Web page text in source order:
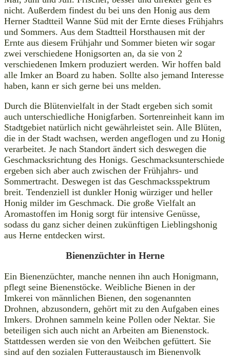
nicht. Außerdem findest du bei uns den Honig aus dem
Herner Stadtteil Wanne Süd mit der Ernte dieses Frühjahrs
und Sommers. Aus dem Stadtteil Horsthausen mit der
Ernte aus diesem Frühjahr und Sommer bieten wir sogar
zwei verschiedene Honigsorten an, da sie von 2
verschiedenen Imkern produziert werden. Wir hoffen bald
alle Imker an Board zu haben. Sollte also jemand Interesse
haben, kann er sich gerne bei uns melden.
Durch die Blütenvielfalt in der Stadt ergeben sich somit
auch unterschiedliche Honigfarben. Sortenreinheit kann im
Stadtgebiet natürlich nicht gewährleistet sein. Alle Blüten,
die in der Stadt wachsen, werden angeflogen und zu Honig
verarbeitet. Je nach Standort ändert sich deswegen die
Geschmacksrichtung des Honigs. Geschmacksunterschiede
ergeben sich aber auch zwischen der Frühjahrs- und
Sommertracht. Deswegen ist das Geschmacksspektrum
breit. Tendenziell ist dunkler Honig würziger und heller
Honig milder im Geschmack. Die große Vielfalt an
Aromastoffen im Honig sorgt für intensive Genüsse,
sodass du ganz sicher deinen zukünftigen Lieblingshonig
aus Herne entdecken wirst.
Bienenzüchter in Herne
Ein Bienenzüchter, manche nennen ihn auch Honigmann,
pflegt seine Bienenstöcke. Weibliche Bienen in der
Imkerei von männlichen Bienen, den sogenannten
Drohnen, abzusondern, gehört mit zu den Aufgaben eines
Imkers. Drohnen sammeln keine Pollen oder Nektar. Sie
beteiligen sich auch nicht an Arbeiten am Bienenstock.
Stattdessen werden sie von den Weibchen gefüttert. Sie
sind auf den sozialen Futteraustausch im Bienenvolk